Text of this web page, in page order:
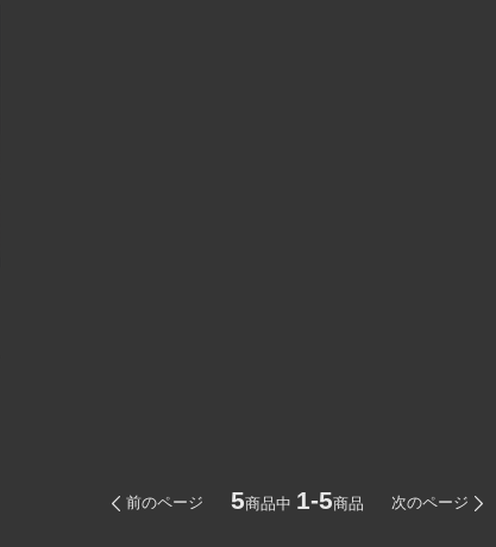
前のページ 5商品中 1-5商品 次のページ